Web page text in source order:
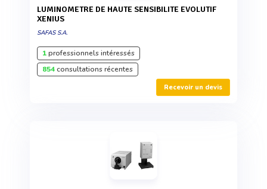
LUMINOMETRE DE HAUTE SENSIBILITE EVOLUTIF
XENIUS
SAFAS S.A.
1professionnels intéressés
854consultations récentes
Recevoir un devis